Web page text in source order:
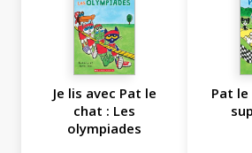
Je lis avec Pat le
chat : Les
olympiades
Pat